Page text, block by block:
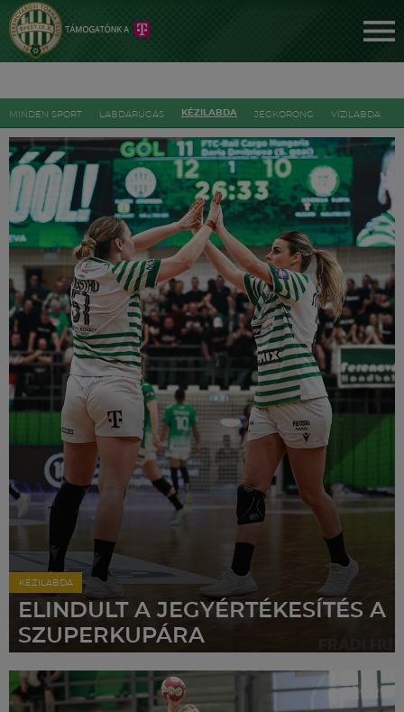
MINDEN SPORT LABDARÚGÁS KÉZILABDA JÉGKORONG VÍZILABDA
KÉZILABDA
ELINDULT A JEGYÉRTÉKESÍTÉS A
SZUPERKUPÁRA
Jegyek
FM YouTube +
Hírek
Labdarúgás
Szakosztályok
Meccscenter
Klub
Szolgáltatások
Shop